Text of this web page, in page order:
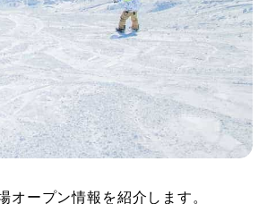
ープン情報を紹介します。